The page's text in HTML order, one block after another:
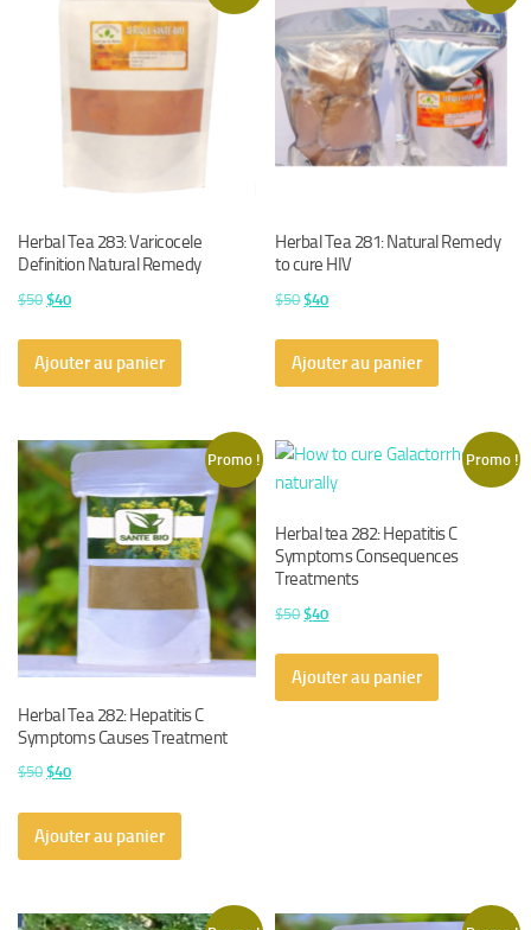
Herbal Tea 283: Varicocele
Definition Natural Remedy
$50 Le
initial
était :
$40Le
actuel
est :
Ajouter au panier
Herbal Tea 281: Natural Remedy
to cure HIV
$50Le
initial
était :
$40Le
actuel
est :
Ajouter au panier
Promo !
Herbal Tea 282: Hepatitis C
Symptoms Causes Treatment
$50 Le
initial
était :
$40Le
actuel
est :
Ajouter au panier
Promo !
Herbal tea 282: Hepatitis C
Symptoms Consequences
Treatments
$50Le
initial
était :
$40Le
actuel
est :
Ajouter au panier